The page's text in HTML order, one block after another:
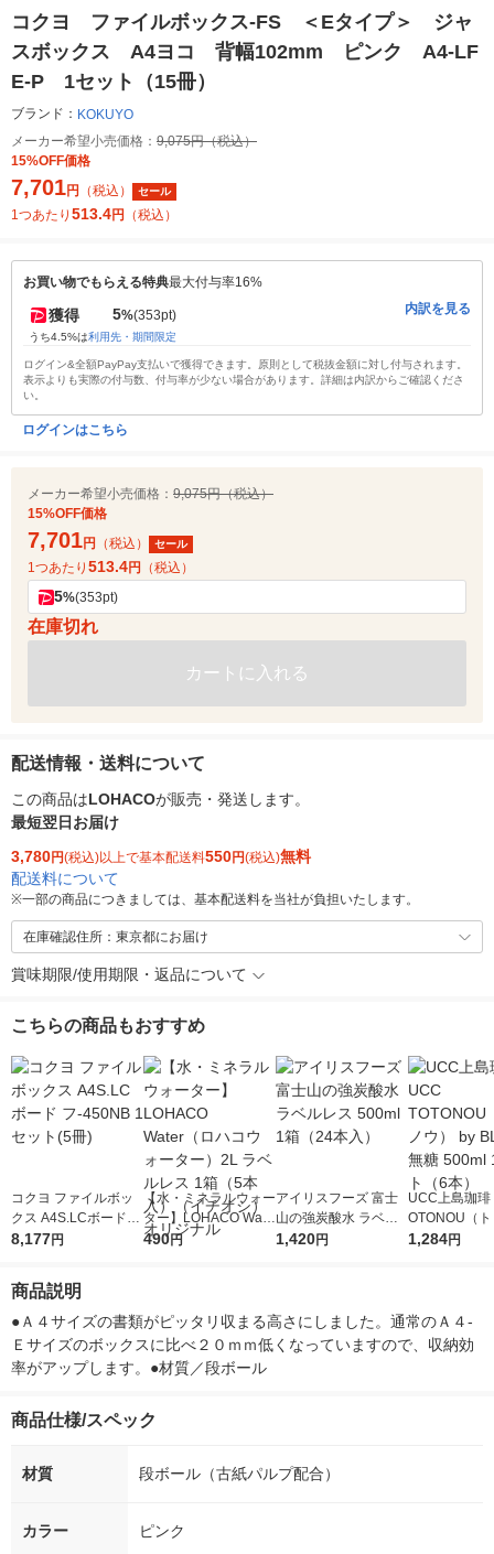
コクヨ ファイルボックス-FS ＜Eタイプ＞ ジャ
スボックス A4ヨコ 背幅102mm ピンク A4-LF
E-P 1セット（15冊）
ブランド： KOKUYO
メーカー希望小売価格： 9,075円（税込）
15%OFF価格
7,701円 （税込） セール
1つあたり 513.4円 （税込）
お買い物でもらえる特典最大付与率16%
獲得 5%(353pt)
うち4.5%は利用先・期間限定
内訳を見る
ログイン&全額PayPay支払いで獲得できます。原則として税抜金額に対し付与されます。
表示よりも実際の付与数、付与率が少ない場合があります。詳細は内訳からご確認くださ
い。
ログインはこちら
メーカー希望小売価格： 9,075円（税込）
15%OFF価格
7,701円 （税込） セール
1つあたり 513.4円 （税込）
5%(353pt)
在庫切れ
カートに入れる
配送情報・送料について
この商品はLOHACOが販売・発送します。
最短翌日お届け
3,780円(税込)以上で基本配送料550円(税込)無料
配送料について
※一部の商品につきましては、基本配送料を当社が負担いたします。
在庫確認住所：東京都にお届け
賞味期限/使用期限・返品について
こちらの商品もおすすめ
コクヨ ファイルボッ
クス A4S.LCボード
フ-450NB 1セット(5
8,177円
【水・ミネラルウォー
ター】LOHACO Wate
r（ロハコウォータ
490円
アイリスフーズ 富士
山の強炭酸水 ラベル
レス 500ml 1箱（24
1,420円
UCC上島珈琲
OTONOU（
ウ） by
1,284円
商品説明
●Ａ４サイズの書類がピッタリ収まる高さにしました。通常のＡ４-
Ｅサイズのボックスに比べ２０ｍｍ低くなっていますので、収納効
率がアップします。●材質／段ボール
商品仕様/スペック
材質 段ボール（古紙パルプ配合）
カラー ピンク